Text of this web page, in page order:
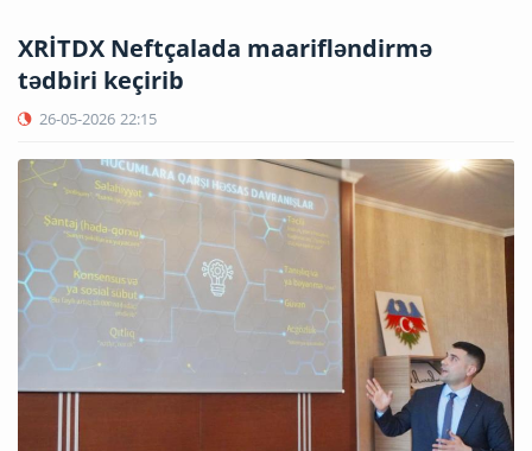
XRİTDX Neftçalada maarifləndirmə
tədbiri keçirib
26-05-2026 22:15